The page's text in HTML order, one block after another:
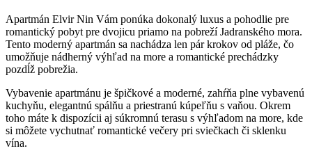
Apartmán Elvir Nin Vám ponúka dokonalý luxus a pohodlie pre
romantický pobyt pre dvojicu priamo na pobreží Jadranského mora.
Tento moderný apartmán sa nachádza len pár krokov od pláže, čo
umožňuje nádherný výhľad na more a romantické prechádzky
pozdĺž pobrežia.
Vybavenie apartmánu je špičkové a moderné, zahŕňa plne vybavenú
kuchyňu, elegantnú spálňu a priestranú kúpeľňu s vaňou. Okrem
toho máte k dispozícii aj súkromnú terasu s výhľadom na more, kde
si môžete vychutnať romantické večery pri sviečkach či sklenku
vína.